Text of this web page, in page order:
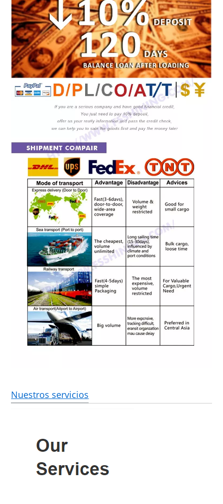
Nuestros servicios